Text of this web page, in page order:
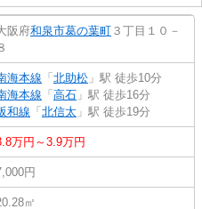
阪府和泉市葛の葉町 ３丁目１０－
海本線 「 北助松 」駅 徒歩10分
海本線 「 高石 」駅 徒歩16分
和線 「 北信太 」駅 徒歩19分
万円～3.9万円
円
㎡